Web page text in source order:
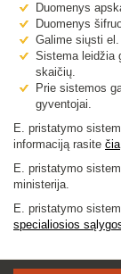
Duomenys
Duomenys
Galime siųsti
Sistema leidžia
skaičių.
Prie sistemos
gyventojai.
E. pristatymo
informaciją rasite čia
E. pristatymo
ministerija.
E. pristatymo
specialiosios sąlygo